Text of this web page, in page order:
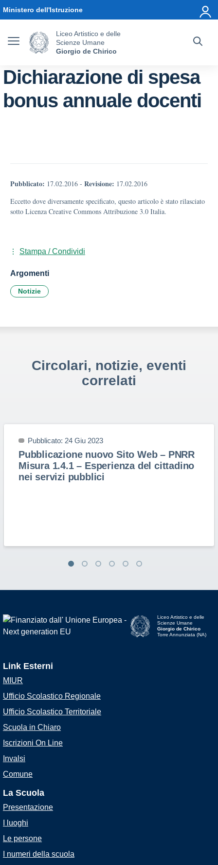
Ministero dell'Istruzione
Liceo Artistico e delle
Scienze Umane
Giorgio de Chirico
Dichiarazione di spesa
bonus annuale docenti
Pubblicato: 17.02.2016 - Revisione: 17.02.2016
Eccetto dove diversamente specificato, questo articolo è stato rilasciato
sotto Licenza Creative Commons Attribuzione 3.0 Italia.
Stampa / Condividi
Argomenti
Notizie
Circolari, notizie, eventi
correlati
Pubblicato: 24 Giu 2023
Pubblicazione nuovo Sito Web – PNRR
Misura 1.4.1 – Esperienza del cittadino
nei servizi pubblici
Liceo Artistico e delle
Scienze Umane
Giorgio de Chirico
Torre Annunziata (NA)
Link Esterni
MIUR
Ufficio Scolastico Regionale
Ufficio Scolastico Territoriale
Scuola in Chiaro
Iscrizioni On Line
Invalsi
Comune
La Scuola
Presentazione
I luoghi
Le persone
I numeri della scuola